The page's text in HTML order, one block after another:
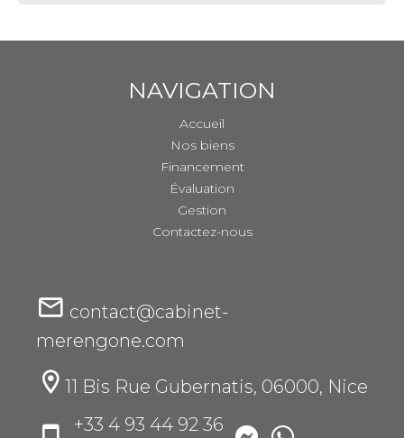
NAVIGATION
Accueil
Nos biens
Financement
Évaluation
Gestion
Contactez-nous
contact@cabinet-
merengone.com
11 Bis Rue Gubernatis, 06000, Nice
+33 4 93 44 92 36